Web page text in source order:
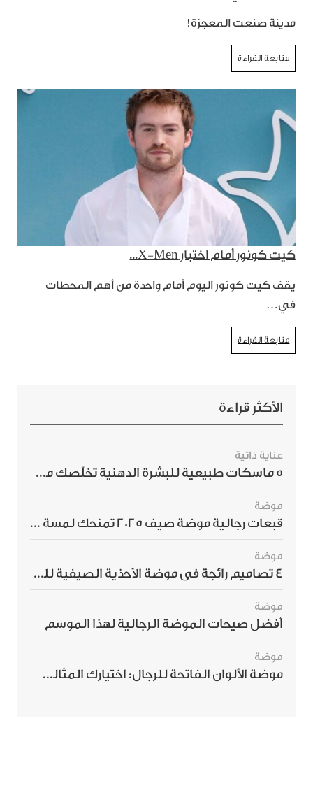
مدينة صنعت المعجزة!
متابعة القراءة
كيت كونور أمام اختبار X-Men...
يقف كيت كونور اليوم أمام واحدة من أهم المحطات
في…
متابعة القراءة
الأكثر قراءة
عناية ذاتية
5 ماسكات طبيعية للبشرة الدهنية تخلّصك من الحبوب بسرعة
موضة
قبعات رجالية موضة صيف 2025 تمنحك لمسة أناقة استثنائية
موضة
4 تصاميم رائجة في موضة الأحذية الصيفية للرجال هذا الموسم
موضة
أفضل صيحات الموضة الرجالية لهذا الموسم
موضة
موضة الألوان الفاتحة للرجال: اختيارك المثالي لإطلالة صيفية مبهرة